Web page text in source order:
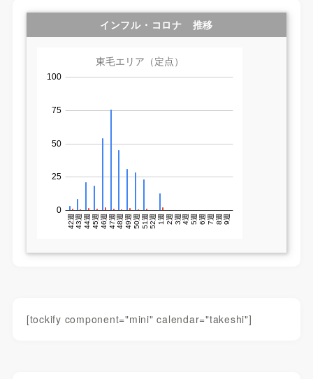
インフル・コロナ 推移
[tockify component="mini" calendar="takeshi"]